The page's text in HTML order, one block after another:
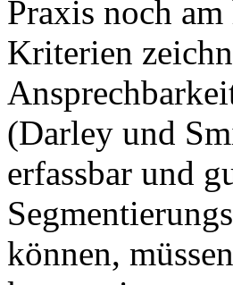
Praxis noch
Kriterien
(Darley und
erfassbar und
können,